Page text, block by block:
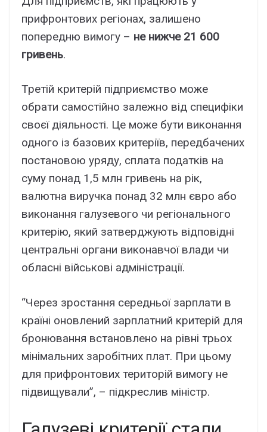
прифронтових регіонах, залишено
попередню вимогу – не нижче 21 600
гривень.
Третій критерій підприємство може
обрати самостійно залежно від специфіки
своєї діяльності. Це може бути виконання
одного із базових критеріїв, передбачених
постановою уряду, сплата податків на
суму понад 1,5 млн гривень на рік,
валютна виручка понад 32 млн євро або
виконання галузевого чи регіонального
критерію, який затверджують відповідні
центральні органи виконавчої влади чи
обласні військові адміністрації.
“Через зростання середньої зарплати в
країні оновлений зарплатний критерій для
бронювання встановлено на рівні трьох
мінімальних заробітних плат. При цьому
для прифронтових територій вимогу не
підвищували”, – підкреслив міністр.